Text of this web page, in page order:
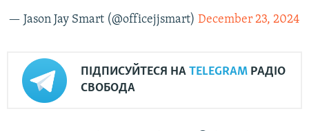
— Jason Jay Smart (@officejjsmart) December 23, 2024
ПІДПИСУЙТЕСЯ НА TELEGRAM РАДІО
СВОБОДА